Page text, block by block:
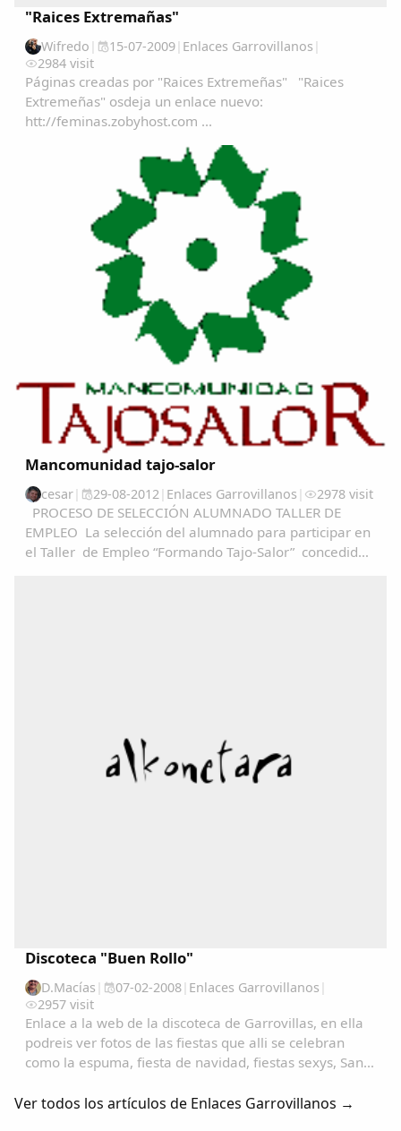
"Raices Extremañas"
Wifredo | 15-07-2009| Enlaces Garrovillanos |
2984 visit
Páginas creadas por "Raices Extremeñas" "Raices
Extremeñas" osdeja un enlace nuevo:
htt://feminas.zobyhost.com ...
Mancomunidad tajo-salor
cesar| 29-08-2012| Enlaces Garrovillanos | 2978 visit
PROCESO DE SELECCIÓN ALUMNADO TALLER DE
EMPLEO La selección del alumnado para participar en
el Taller de Empleo “Formando Tajo-Salor” concedido
Discoteca "Buen Rollo"
D.Macías | 07-02-2008| Enlaces Garrovillanos |
2957 visit
Enlace a la web de la discoteca de Garrovillas, en ella
podreis ver fotos de las fiestas que alli se celebran
como la espuma, fiesta de navidad, fiestas sexys, San
Ver todos los artículos de Enlaces Garrovillanos →